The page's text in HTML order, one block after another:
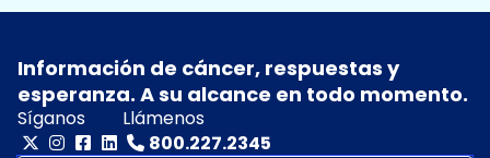
Información de cáncer, respuestas y
esperanza. A su alcance en todo momento.
Síganos
Llámenos
800.227.2345